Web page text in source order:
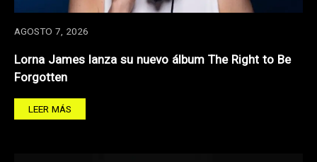
AGOSTO 7, 2026
Lorna James lanza su nuevo álbum The Right to Be
Forgotten
LEER MÁS